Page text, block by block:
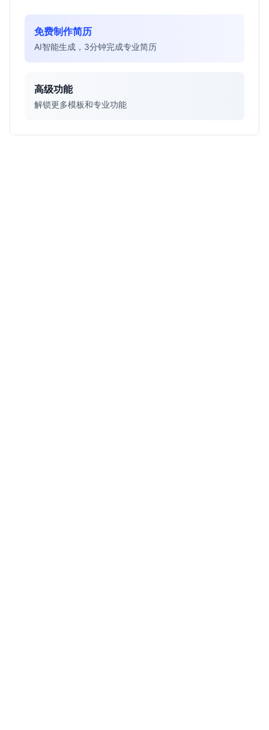
免费制作简历
AI智能生成，3分钟完成专业简历
高级功能
解锁更多模板和专业功能